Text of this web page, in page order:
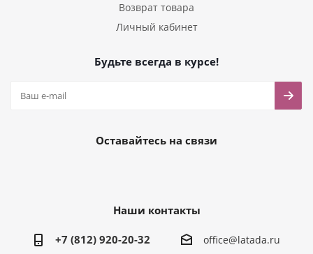
Возврат товара
Личный кабинет
Будьте всегда в курсе!
Оставайтесь на связи
Наши контакты
+7 (812) 920-20-32 office@latada.ru